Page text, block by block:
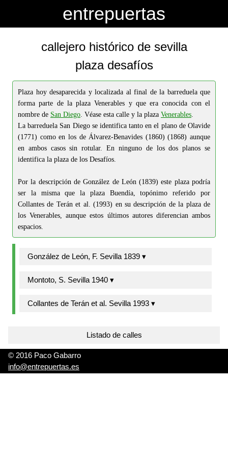
entrepuertas
callejero histórico de sevilla
plaza desafíos
Plaza hoy desaparecida y localizada al final de la barreduela que
forma parte de la plaza Venerables y que era conocida con el
nombre de San Diego. Véase esta calle y la plaza Venerables.
La barreduela San Diego se identifica tanto en el plano de Olavide
(1771) como en los de Álvarez-Benavides (1860) (1868) aunque
en ambos casos sin rotular. En ninguno de los dos planos se
identifica la plaza de los Desafíos.
Por la descripción de González de León (1839) este plaza podría
ser la misma que la plaza Buendía, topónimo referido por
Collantes de Terán et al. (1993) en su descripción de la plaza de
los Venerables, aunque estos últimos autores diferencian ambos
espacios.
González de León, F. Sevilla 1839 ▾
Montoto, S. Sevilla 1940 ▾
Collantes de Terán et al. Sevilla 1993 ▾
Listado de calles
© 2016 Paco Gabarro
info@entrepuertas.es